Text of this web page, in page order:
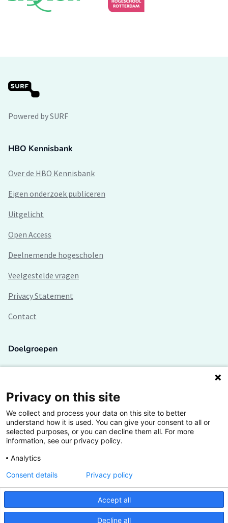
Powered by SURF
HBO Kennisbank
Over de HBO Kennisbank
Eigen onderzoek publiceren
Uitgelicht
Open Access
Deelnemende hogescholen
Veelgestelde vragen
Privacy Statement
Contact
Doelgroepen
Lectoren en onderzoekers
Bedrijven
Hogescholen
De grootste kennisbank van het HBO
Inspiratie op jouw vakgebied
Privacy on this site
We collect and process your data on this site to better
understand how it is used. You can give your consent to all or
selected purposes, or you can decline them all. For more
information, see our privacy policy.
Analytics
Accept all
Decline all
Consent details Privacy policy